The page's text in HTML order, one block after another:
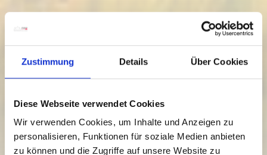
Zustimmung Details Über Cookies
Diese Webseite verwendet Cookies
Wir verwenden Cookies, um Inhalte und Anzeigen zu
personalisieren, Funktionen für soziale Medien anbieten
zu können und die Zugriffe auf unsere Website zu